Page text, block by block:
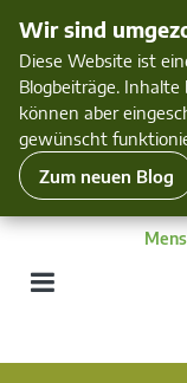
Wir sind
Diese Website ist
Blogbeiträge. Inhalte
können aber
gewünscht
Zum neuen Blog